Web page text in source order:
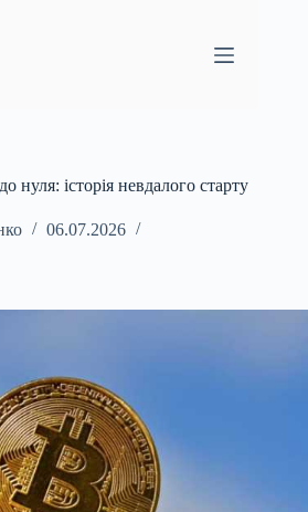
нуля: історія невдалого старту
06.07.2026